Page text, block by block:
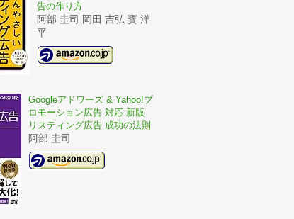
告の作り方
阿部 圭司 岡田 吉弘 寳 洋
平
Googleアドワーズ & Yahoo!プ
ロモーション広告 対応 新版
リスティング広告 成功の法則
阿部 圭司